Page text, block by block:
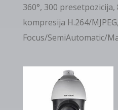
360°, 300
kompresija H.264/
Focus/SemiAutomatic/